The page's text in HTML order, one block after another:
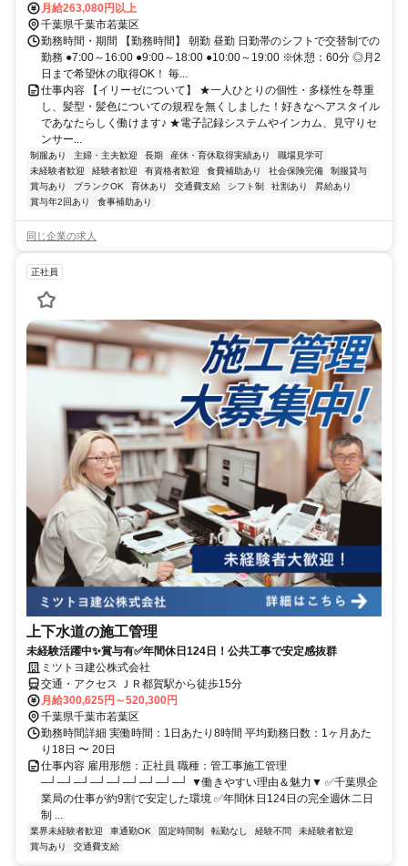
1.0kｍ) ※車通勤OK
月給263,080円以上
千葉県千葉市若葉区
勤務時間・期間 【勤務時間】 朝勤 昼勤 日勤帯のシフトで交替制での
勤務 ●7:00～16:00 ●9:00～18:00 ●10:00～19:00 ※休憩：60分 ◎月2
日まで希望休の取得OK！ 毎...
仕事内容 【イリーゼについて】 ★一人ひとりの個性・多様性を尊重
し、髪型・髪色についての規程を無くしました！好きなヘアスタイル
であなたらしく働けます♪ ★電子記録システムやインカム、見守りセ
ンサー...
制服あり 主婦・主夫歓迎 長期 産休・育休取得実績あり
職場見学可
未経験者歓迎
経験者歓迎 有資格者歓迎 食費補助あり 社会保険完備
制服貸与
賞与あり
ブランクOK 育休あり 交通費支給 シフト制 社割あり
昇給あり
賞与年2回あり
食事補助あり
同じ企業の求人
正社員
上下水道の施工管理
未経験活躍中✨賞与有✅年間休日124日！公共工事で安定感抜群
ミツトヨ建公株式会社
交通・アクセス ＪＲ都賀駅から徒歩15分
月給300,625円～520,300円
千葉県千葉市若葉区
勤務時間詳細 実働時間：1日あたり8時間 平均勤務日数：1ヶ月あた
り18日 〜 20日
仕事内容 雇用形態：正社員 職種：管工事施工管理
─┘─┘─┘─┘─┘─┘─┘─┘─┘ ▼働きやすい理由＆魅力▼ ✅千葉県企
業局の仕事が約9割で安定した環境 ✅年間休日124日の完全週休二日
制 ...
業界未経験者歓迎 車通勤OK 固定時間制 転勤なし 経験不問
未経験者歓迎
賞与あり
交通費支給